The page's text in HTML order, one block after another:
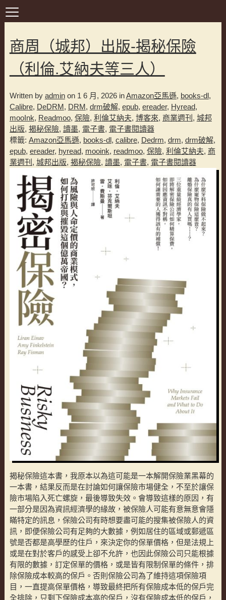
商周（城邦）出版-揭秘保險
（利倫.艾納夫等三人）
Written by adminon 1 6 月, 2026 inAmazon亞馬遜, books-dl,
Calibre, DeDRM, DRM, drm破解, epub, ereader, Hyread,
mooInk, Readmoo, 保險, 利倫艾納夫, 博客來, 商業週刊 , 城邦
出版, 揭秘保險, 讀墨, 電子書, 電子書閱讀器
標籤: Amazon亞馬遜, books-dl, calibre, Dedrm, drm, drm破解,
epub, ereader, hyread, mooink, readmoo, 保險, 利倫艾納夫, 商
業週刊 , 城邦出版, 揭秘保險, 讀墨, 電子書, 電子書閱讀器
揭秘保險這本書，我原本以為這可能是一本解開保險業黑幕的
一本書，結果反而是在討論如何讓保險市場健全，不至於讓保
險市場陷入死亡螺旋，最後導致失效。會導致這樣的原因，有
一部分是因為資訊經濟學的緣故，被保險人可能有意無意會隱
瞞特定的訊息，保險公司有時想要盡可能的搜集被保險人的資
訊，即便保險公司有足夠的大數據，例如居住的區域或郵遞區
號是否都是高學歷的住戶，來決定你的保單價格，但是法規上
或是在對於客戶的感受上卻不允許，也因此保險公司只能根據
有限的數據，訂定保單的價格，或是皆有限制保單的條件，排
除保險成本較高的保戶。否則保險公司為了維持這項保險項
目，一直提高保單價格，導致最終把所有保險成本低的保戶完
全排除，只剩下保險成本高的保戶，沒有保險成本低的保戶，